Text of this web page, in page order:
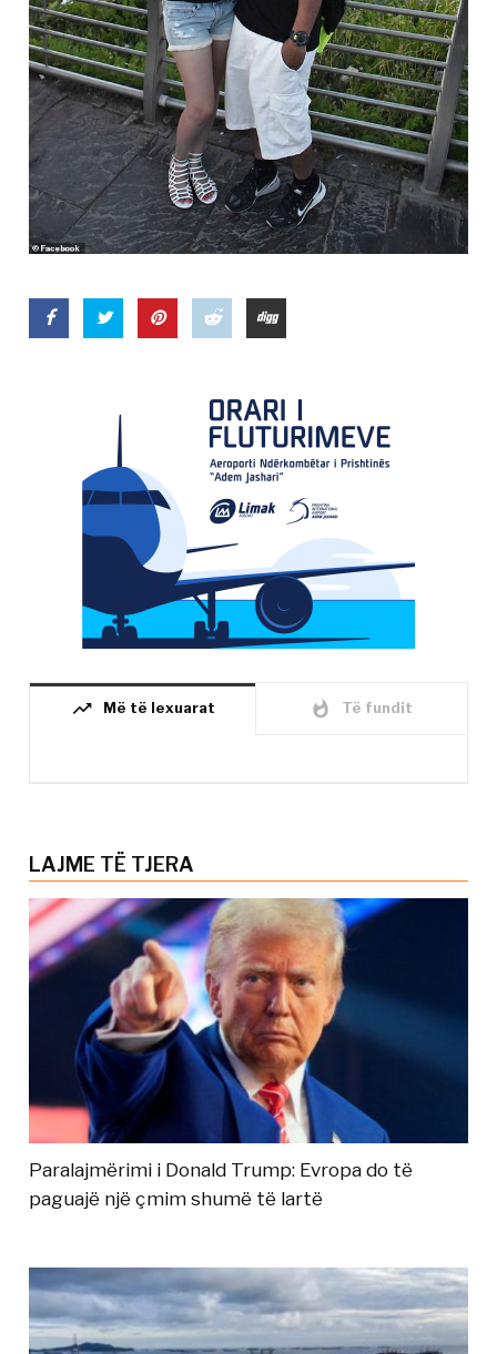
trending_up Më të lexuarat whatshot Të fundit
LAJME TË TJERA
Paralajmërimi i Donald Trump: Evropa do të
paguajë një çmim shumë të lartë